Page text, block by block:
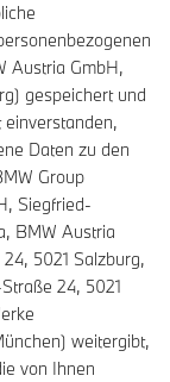
Austria GmbH,
gespeichert und
Daten zu den
Group
Siegfried-
BMW Austria
5021 Salzburg,
24, 5021
weitergibt,
von Ihnen